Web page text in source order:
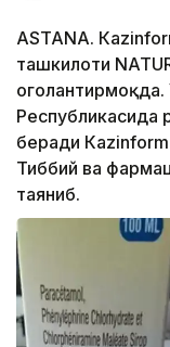
ASTANA.
ташкилоти
Республикасида
беради Кazinform
Тиббий ва
таяниб.